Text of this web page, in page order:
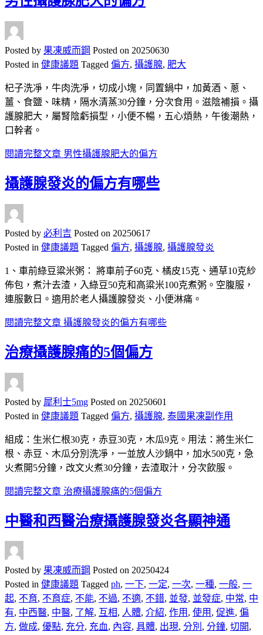
Posted by 果凍威而鋼 Posted on 20250630
Posted in 健康議題 Tagged 偏方, 攝護腺, 肥大
杞子洗凈，牛肉洗凈，切成小塊，同置鍋中，加黃酒、蔥、
薑、食鹽、味精，隔水清蒸30分鐘，分次食用。滋陰補損。攝
護腺肥大，屬腎陰虧損型，小便不暢，五心煩熱，午後潮熱，
口幹者。
閱讀完整文章 男性攝護腺肥大的偏方
攝護腺發炎的偏方有哪些
Posted by 必利吉 Posted on 20250617
Posted in 健康議題 Tagged 偏方, 攝護腺, 攝護腺發炎
1、車前綠豆粱米粥： 將車前子60克、橘皮15克、通草10克紗
佈包，煮汁去渣，入綠豆50克和高粱米100克煮粥。空腹服，
連服數日。適用於老人攝護腺發炎、小便淋痛。
閱讀完整文章 攝護腺發炎的偏方有哪些
治療攝護腺痛的5個偏方
Posted by 犀利士5mg Posted on 20250601
Posted in 健康議題 Tagged 偏方, 攝護腺, 泰國果凍副作用
組成：生米仁根30克，赤豆30克，木瓜9克。用法：將生米仁
根、赤豆、木瓜分別洗凈，一並放人沙鍋中，加水500克，急
火煮開5分鐘，改文火煮30分鐘，去渣取汁，分次飲服。
閱讀完整文章 治療攝護腺痛的5個偏方
中醫和西醫治療攝護腺發炎各顯神通
Posted by 果凍威而鋼 Posted on 20250424
Posted in 健康議題 Tagged ph, 一下, 一定, 一次, 一種, 一般, 一
起, 不育, 不育症, 不能, 不過, 不適, 不錯, 並發, 並發症, 中常, 中
有, 中西醫, 中醫, 了解, 互相, 人體, 介紹, 作用 , 使用 , 促進, 偏
方, 做成, 優點, 充分, 充血, 內容, 具體, 出現, 分別 , 分鐘, 切開,